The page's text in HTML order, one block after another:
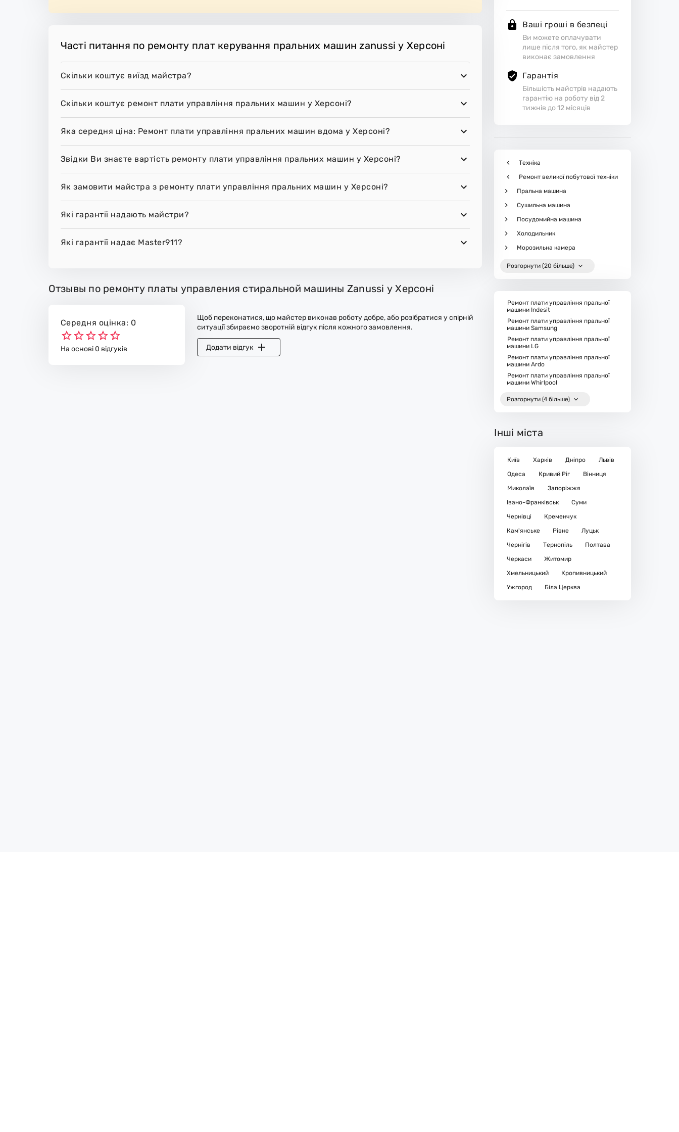
Ваші гроші в безпеці
Ви можете оплачувати
лише після того, як майстер
виконає замовлення
Гарантія
Більшість майстрів надають
гарантію на роботу від 2
тижнів до 12 місяців
Техніка
Ремонт великої побутової техніки
Пральна машина
Сушильна машина
Посудомийна машина
Холодильник
Морозильна камера
Розгорнути (20 більше)
Ремонт плати управління пральної
машини Indesit
Ремонт плати управління пральної
машини Samsung
Ремонт плати управління пральної
машини LG
Ремонт плати управління пральної
машини Ardo
Ремонт плати управління пральної
машини Whirlpool
Розгорнути (4 більше)
Інші міста
Київ Харків Дніпро
Львів
Одеса
Кривий Ріг
Вінниця
Миколаїв
Запоріжжя
Івано-Франківськ
Суми
Чернівці
Кременчук
Кам'янське
Рівне
Луцьк
Чернігів
Тернопіль
Полтава
Черкаси
Житомир
Хмельницький
Кропивницький
Ужгород
Біла Церква
Часті питання по ремонту плат керування пральних машин zanussi у Херсоні
Скільки коштує виїзд майстра?
Скільки коштує ремонт плати управління пральних машин у Херсоні?
Яка середня ціна: Ремонт плати управління пральних машин вдома у Херсоні?
Звідки Ви знаєте вартість ремонту плати управління пральних машин у Херсоні?
Як замовити майстра з ремонту плати управління пральних машин у Херсоні?
Які гарантії надають майстри?
Які гарантії надає Master911?
Отзывы по ремонту платы управления стиральной машины Zanussi у Херсоні
Середня оцінка: 0
На основі 0 відгуків
Щоб переконатися, що майстер виконав роботу добре, або розібратися у спірній
ситуації збираємо зворотній відгук після кожного замовлення.
Додати відгук